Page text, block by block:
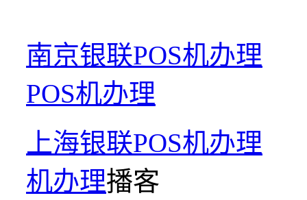
南京银联POS机办理
POS机办理
上海银联POS机办理
机办理播客